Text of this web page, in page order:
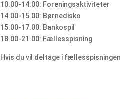
10.00-14.00: Foreningsaktiviteter
14.00-15.00: Børnedisko
15.00-17.00: Bankospil
18.00-21.00: Fællesspisning
Hvis du vil deltage i